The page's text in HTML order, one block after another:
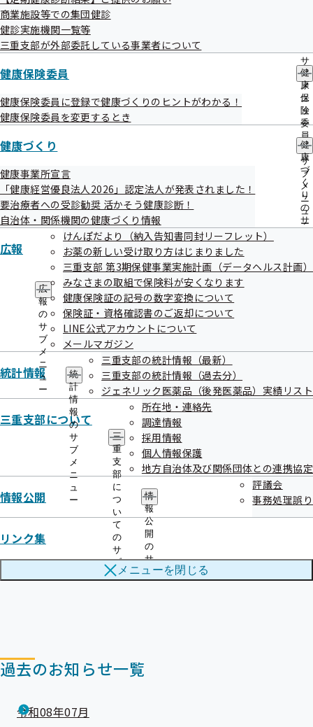
サ
ブ
メ
ニ
ュ
ー
商業施設等での集団健診
健診実施機関一覧等
三重支部が外部委託している事業者について
健康保険委員
健
康
保
険
委
員
の
サ
ブ
メ
ニ
ュ
ー
健康保険委員に登録で健康づくりのヒントがわかる！
健康保険委員を変更するとき
健康づくり
健
康
づ
く
り
の
サ
ュ
健康事業所宣言
「健康経営優良法人2026」認定法人が発表されました！
要治療者への受診勧奨 活かそう健康診断！
自治体・関係機関の健康づくり情報
広報
広
報
の
サ
ブ
メ
ニ
ュ
ー
けんぽだより（納入告知書同封リーフレット）
お薬の新しい受け取り方はじまりました
三重支部 第3期保健事業実施計画（データヘルス計画）
みなさまの取組で保険料が安くなります
健康保険証の記号の数字変換について
保険証・資格確認書のご返却について
LINE公式アカウントについて
メールマガジン
統計情報
統
計
情
報
の
サ
ブ
メ
ニ
ュ
ー
三重支部の統計情報（最新）
三重支部の統計情報（過去分）
ジェネリック医薬品（後発医薬品）実績リスト
三重支部について
三
重
支
部
に
つ
い
て
の
サ
ブ
メ
所在地・連絡先
調達情報
採用情報
個人情報保護
地方自治体及び関係団体との連携協定
情報公開
情
報
公
開
の
サ
ブ
メ
評議会
事務処理誤り
リンク集
メニューを閉じる
第140回全国健康保険協会運営委員会の資料を掲載しました
令和08年01月28日
被扶養者状況リスト提出勧奨はがきに掲載している支部電話
番号の誤りについて（お詫び）
令和08年01月26日
令和08年01月20日
令和7年度 第3回三重支部評議会を開催しました（資料の
掲載について）
令和08年01月19日
第140回全国健康保険協会運営委員会を開催します
令和08年01月13日
「電子申請サービス」を開始しました
令和08年01月13日
コミュニケーションロゴ・タグライン導入のお知らせ
令和08年01月09日
被扶養者状況リスト（被扶養者資格の再確認）提出にかかる
架電業務の外部委託について
令和08年01月05日
2026（令和8）年度政府予算案を踏まえた収支見込みについ
て（概要）
令和08年01月05日
令和7年度 第3回三重支部評議会を開催します
過去のお知らせ一覧
令和08年07月